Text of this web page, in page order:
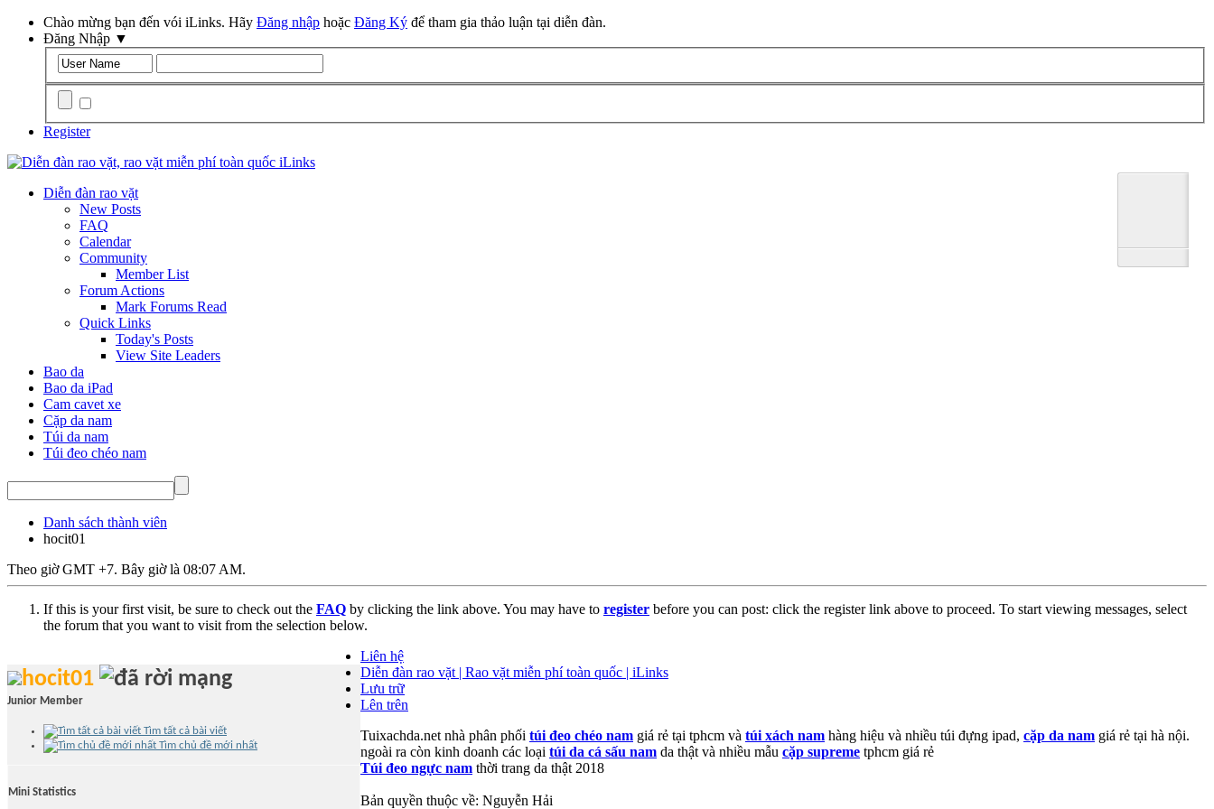
Chào mừng bạn đến vói iLinks. Hãy Đăng nhập hoặc Đăng Ký để tham gia thảo luận tại diễn đàn.
Đăng Nhập ▼
Register
Diễn đàn rao vặt
New Posts
FAQ
Calendar
Community
Member List
Forum Actions
Mark Forums Read
Quick Links
Today's Posts
View Site Leaders
Bao da
Bao da iPad
Cam cavet xe
Cặp da nam
Túi da nam
Túi đeo chéo nam
Danh sách thành viên
hocit01
Theo giờ GMT +7. Bây giờ là 08:07 AM.
If this is your first visit, be sure to check out the FAQ by clicking the link above. You may have to register before you can post: click the register link above to proceed. To start viewing messages, select
the forum that you want to visit from the selection below.
hocit01
Junior Member
Tìm tất cả bài viết
Tìm chủ đề mới nhất
Mini Statistics
Liên hệ
Diễn đàn rao vặt | Rao vặt miễn phí toàn quốc | iLinks
Lưu trữ
Lên trên
Tuixachda.net nhà phân phối túi đeo chéo nam giá rẻ tại tphcm và túi xách nam hàng hiệu và nhiều túi đựng ipad, cặp da nam giá rẻ tại hà nội.
ngoài ra còn kinh doanh các loại túi da cá sấu nam da thật và nhiều mẫu cặp supreme tphcm giá rẻ
Túi đeo ngực nam thời trang da thật 2018
Bản quyền thuộc về: Nguyễn Hải